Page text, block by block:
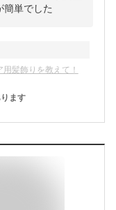
簡単でした
髪飾りを教えて！
ます